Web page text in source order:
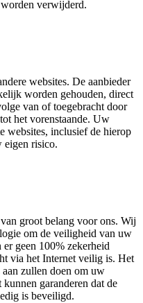
verwijderd.
websites. De aanbieder
worden gehouden, direct
van of toegebracht door
het vorenstaande. Uw
websites, inclusief de hierop
eigen risico.
groot belang voor ons. Wij
om de veiligheid van uw
geen 100% zekerheid
via het Internet veilig is. Het
zullen doen om uw
garanderen dat de
is beveiligd.